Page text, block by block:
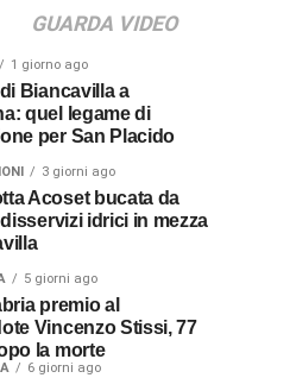
GUARDA VIDEO
1 giorno ago
Biancavilla a
quel legame di
per San Placido
3 giorni ago
Acoset bucata da
idrici in mezza
5 giorni ago
premio al
Vincenzo Stissi, 77
la morte
6 giorni ago